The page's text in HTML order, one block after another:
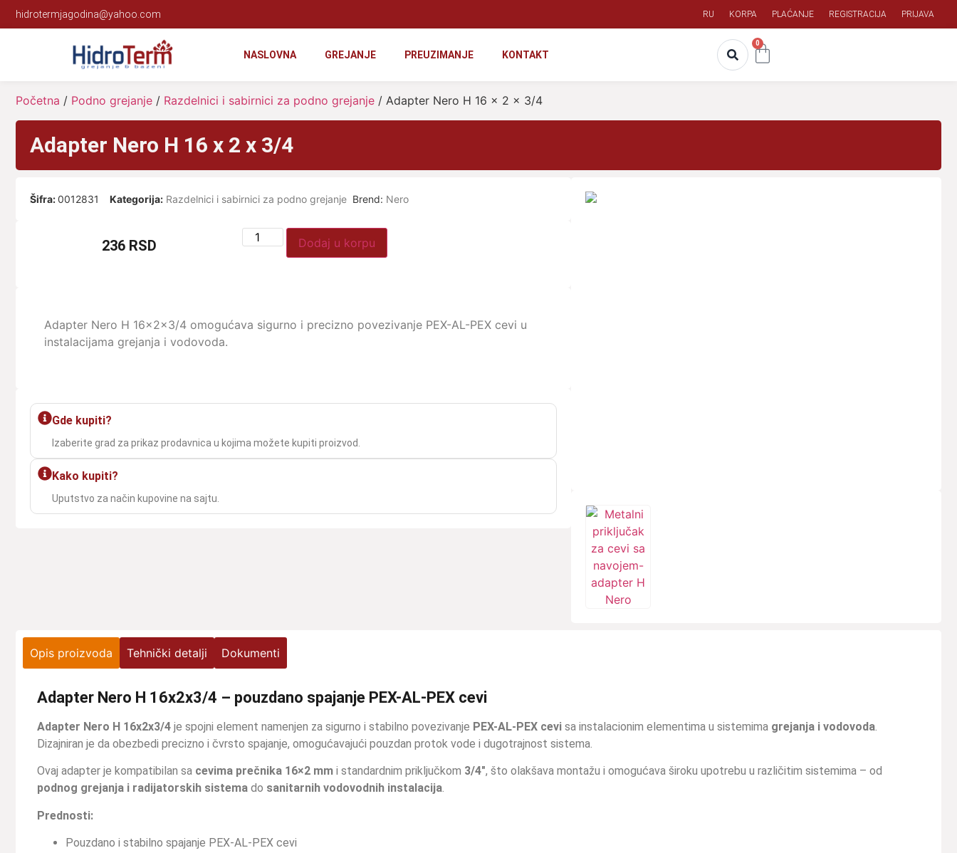
hidrotermjagodina@yahoo.com RU KORPA PLAĆANJE REGISTRACIJA PRIJAVA
NASLOVNA GREJANJE PREUZIMANJE KONTAKT
0
Početna / Podno grejanje / Razdelnici i sabirnici za podno grejanje / Adapter Nero H 16 x 2 x 3/4
Adapter Nero H 16 x 2 x 3/4
Šifra:0012831 Kategorija: Razdelnici i sabirnici za podno grejanje Brend: Nero
236 RSD Dodaj u korpu
Adapter Nero H 16x2x3/4 omogućava sigurno i precizno povezivanje PEX-AL-PEX cevi u
instalacijama grejanja i vodovoda.
Gde kupiti?
Izaberite grad za prikaz prodavnica u kojima možete kupiti proizvod.
Kako kupiti?
Uputstvo za način kupovine na sajtu.
Opis proizvoda Tehnički detalji Dokumenti
Adapter Nero H 16x2x3/4 – pouzdano spajanje PEX-AL-PEX cevi
Adapter Nero H 16x2x3/4 je spojni element namenjen za sigurno i stabilno povezivanje PEX-AL-PEX cevi sa instalacionim elementima u sistemima grejanja i vodovoda.
Dizajniran je da obezbedi precizno i čvrsto spajanje, omogućavajući pouzdan protok vode i dugotrajnost sistema.
Ovaj adapter je kompatibilan sa cevima prečnika 16×2 mm i standardnim priključkom 3/4″, što olakšava montažu i omogućava široku upotrebu u različitim sistemima – od
podnog grejanja i radijatorskih sistema do sanitarnih vodovodnih instalacija.
Prednosti:
Pouzdano i stabilno spajanje PEX-AL-PEX cevi